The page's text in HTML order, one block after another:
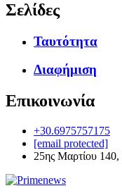
Σελίδες
Ταυτότητα
Διαφήμιση
Επικοινωνία
+30.6975757175
[email protected]
25ης Μαρτίου